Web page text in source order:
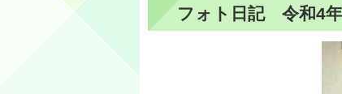
フォト日記 令和4年